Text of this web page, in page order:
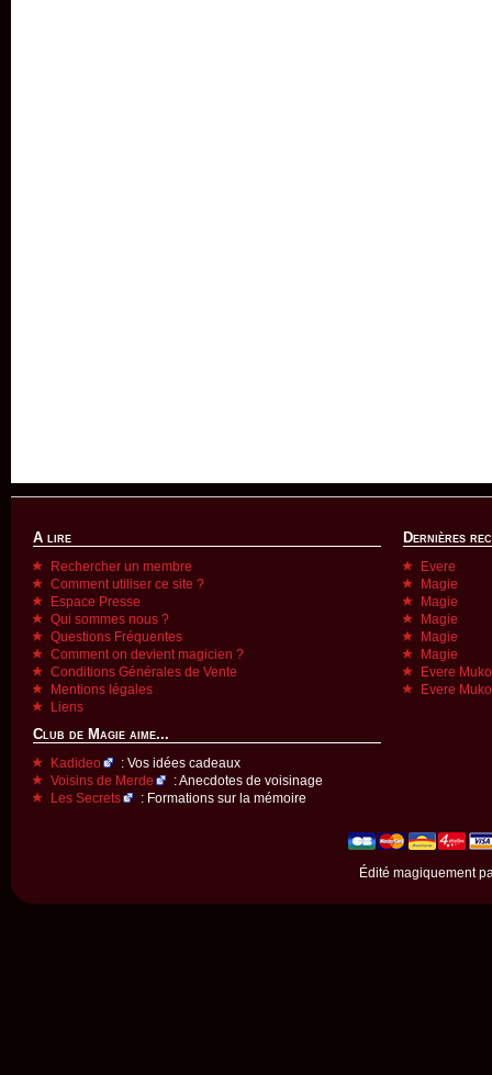
A lire
Rechercher un membre
Comment utiliser ce site ?
Espace Presse
Qui sommes nous ?
Questions Fréquentes
Comment on devient magicien ?
Conditions Générales de Vente
Mentions légales
Liens
Club de Magie aime...
Kadideo
: Vos idées cadeaux
Voisins de Merde
: Anecdotes de voisinage
Les Secrets
: Formations sur la mémoire
Dernières
Evere
Magie
Magie
Magie
Magie
Magie
Evere
Evere
Édité magiquement